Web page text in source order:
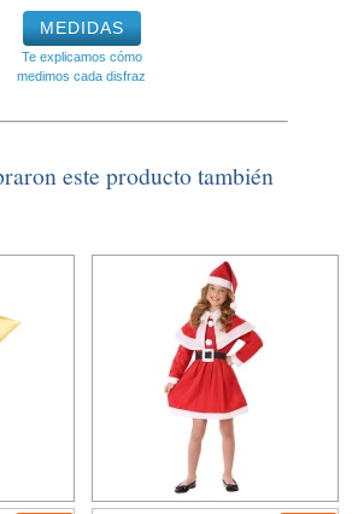
MEDIDAS
Te explicamos cómo
medimos cada disfraz
este producto también